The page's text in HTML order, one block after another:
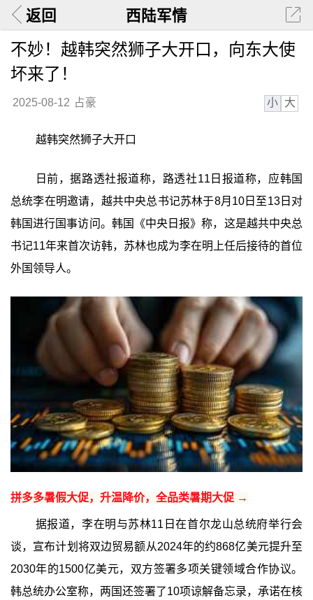
返回 西陆军情
不妙！越韩突然狮子大开口，向东大使
坏来了！
2025-08-12 占豪 小 大
越韩突然狮子大开口
日前，据路透社报道称，路透社11日报道称，应韩国
总统李在明邀请，越共中央总书记苏林于8月10日至13日对
韩国进行国事访问。韩国《中央日报》称，这是越共中央总
书记11年来首次访韩，苏林也成为李在明上任后接待的首位
外国领导人。
拼多多暑假大促，升温降价，全品类暑期大促 →
据报道，李在明与苏林11日在首尔龙山总统府举行会
谈，宣布计划将双边贸易额从2024年的约868亿美元提升至
2030年的1500亿美元，双方签署多项关键领域合作协议。
韩总统办公室称，两国还签署了10项谅解备忘录，承诺在核